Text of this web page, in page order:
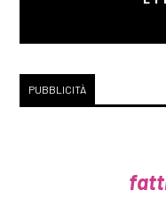
PUBBLICITÀ